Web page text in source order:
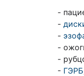
-
-
-
-
-
- ГЭРБ